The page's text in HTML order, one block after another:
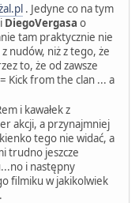
. Jedyne co na tym
DiegoVergasa o
tam praktycznie nie
nudów, niż z tego, że
to, że od zawsze
Kick from the clan ... a
i kawałek z
akcji, a przynajmniej
tego nie widać, a
trudno jeszcze
i następny
filmiku w jakikolwiek